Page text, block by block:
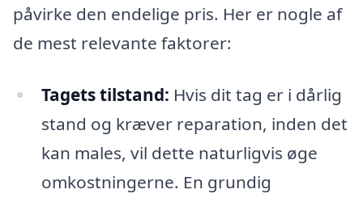
påvirke den endelige pris. Her er nogle af
de mest relevante faktorer:
Tagets tilstand: Hvis dit tag er i dårlig
stand og kræver reparation, inden det
kan males, vil dette naturligvis øge
omkostningerne. En grundig